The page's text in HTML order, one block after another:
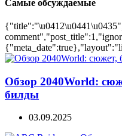
Самые обсуждаемые
Обзор 2040World:
билды
03.09.2025